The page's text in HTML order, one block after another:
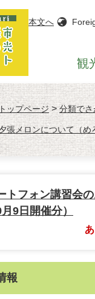
本文へ
観
トップページ >分類でさ
張メロンについて（め
トフォン講習会
9日開催分）
報